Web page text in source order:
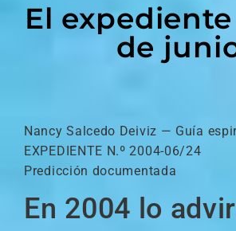
El
de
Nancy Salcedo Deiviz — Guía
EXPEDIENTE N.º 2004-06/24
Predicción documentada
En 2004 lo